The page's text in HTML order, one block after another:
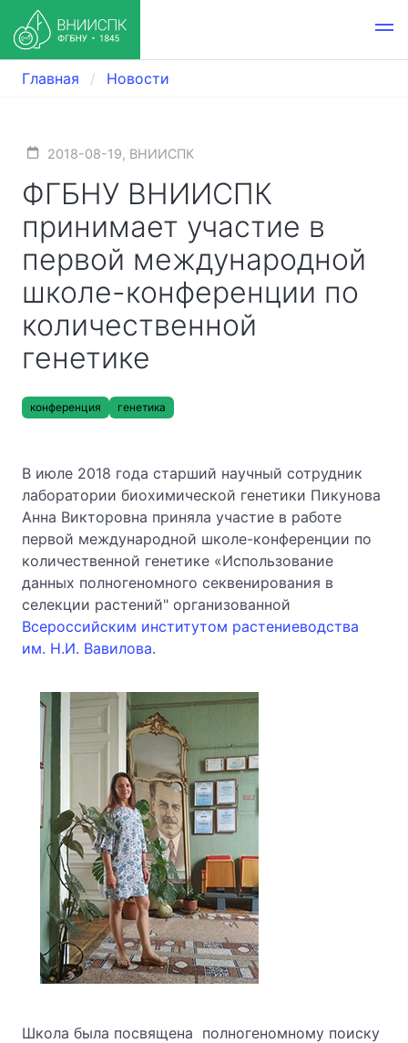
Главная Новости
2018-08-19, ВНИИСПК
ФГБНУ ВНИИСПК
принимает участие в
первой международной
школе-конференции по
количественной
генетике
конференция генетика
В июле 2018 года старший научный сотрудник
лаборатории биохимической генетики Пикунова
Анна Викторовна приняла участие в работе
первой международной школе-конференции по
количественной генетике «Использование
данных полногеномного секвенирования в
селекции растений" организованной
Всероссийским институтом растениеводства
им. Н.И. Вавилова.
Школа была посвящена полногеномному поиску